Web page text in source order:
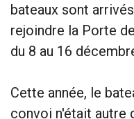
bateaux sont
rejoindre la Porte
du 8 au 16
Cette année, le
convoi n'était autre